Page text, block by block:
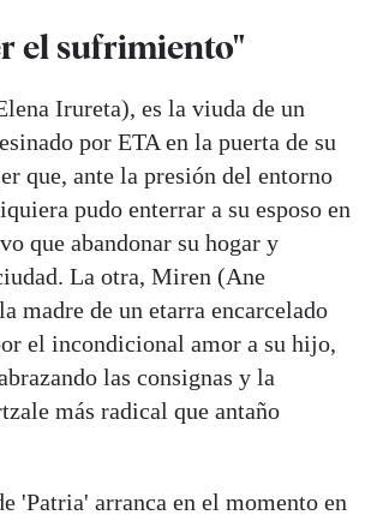
el sufrimiento"
Irureta), es la viuda de un
por ETA en la puerta de su
que, ante la presión del entorno
pudo enterrar a su esposo en
que abandonar su hogar y
La otra, Miren (Ane
madre de un etarra encarcelado
el incondicional amor a su hijo,
las consignas y la
más radical que antaño
'Patria' arranca en el momento en